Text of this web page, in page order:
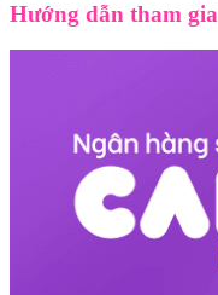
Hướng dẫn tham gia